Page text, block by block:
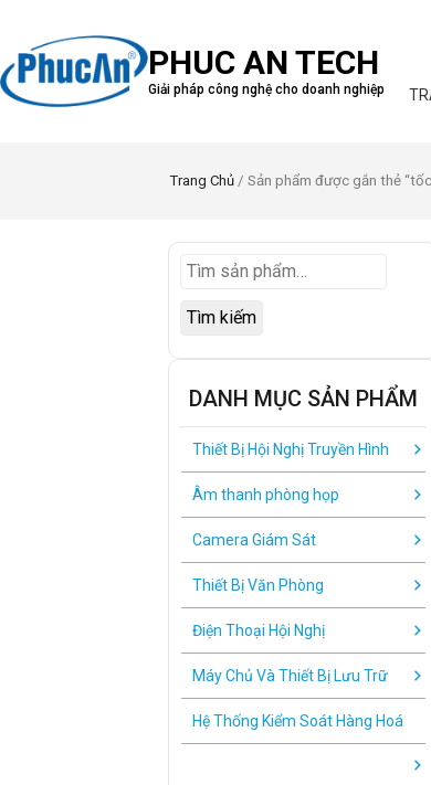
PHUC AN TECH
Giải pháp công nghệ cho doanh nghiệp
Trang Chủ / Sản phẩm được gắn thẻ
Tìm kiếm
DANH MỤC SẢN PHẨM
Thiết Bị Hội Nghị Truyền Hình
Âm thanh phòng họp
Camera Giám Sát
Thiết Bị Văn Phòng
Điện Thoại Hội Nghị
Máy Chủ Và Thiết Bị Lưu Trữ
Hệ Thống Kiểm Soát Hàng Hoá